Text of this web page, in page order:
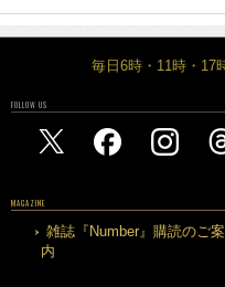
毎日6時・11時・17
FOLLOW US
MAGAZINE
雑誌『Number』購読のご案
内